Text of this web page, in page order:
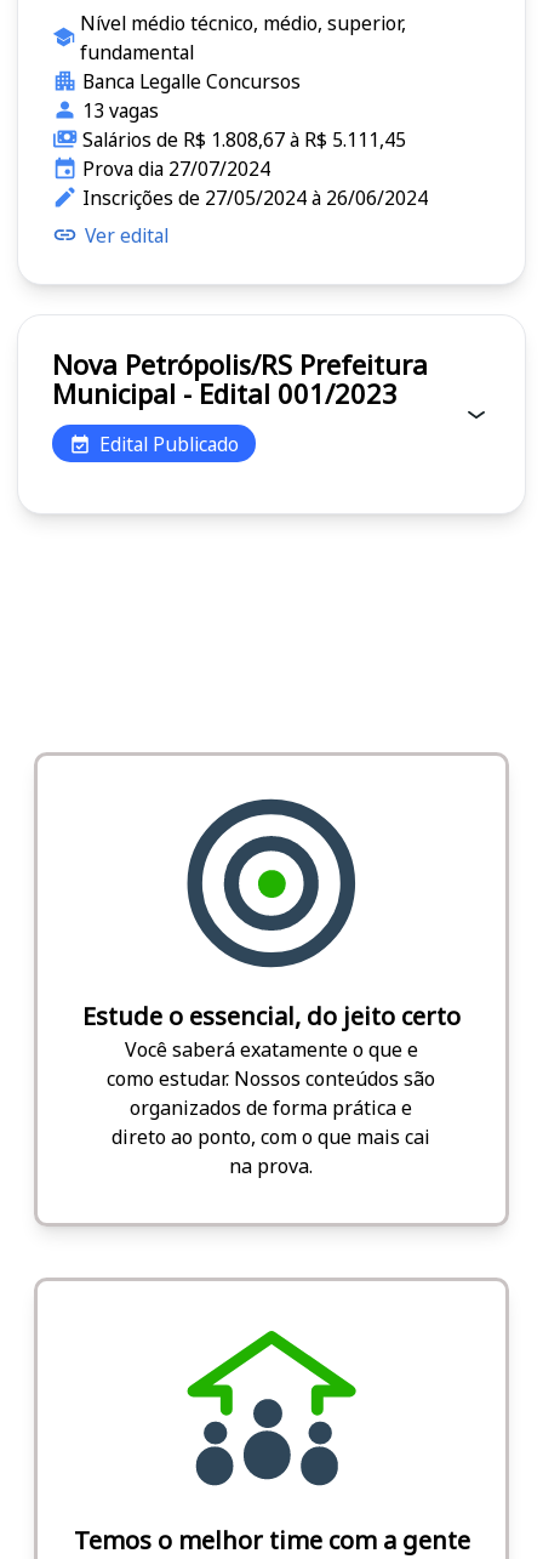
Nível médio técnico, médio, superior,
fundamental
Banca Legalle Concursos
13 vagas
Salários de R$ 1.808,67 à R$ 5.111,45
Prova dia 27/07/2024
Inscrições de 27/05/2024 à 26/06/2024
Ver edital
Nova Petrópolis/RS Prefeitura
Municipal - Edital 001/2023
Edital Publicado
Estude o essencial, do jeito certo
Você saberá exatamente o que e
como estudar. Nossos conteúdos são
organizados de forma prática e
direto ao ponto, com o que mais cai
na prova.
Temos o melhor time com a gente